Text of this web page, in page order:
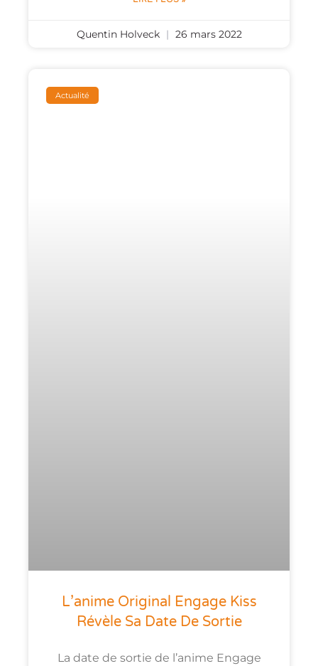
Quentin Holveck 26 mars 2022
Actualité
L’anime Original Engage Kiss
Révèle Sa Date De Sortie
La date de sortie de l’anime Engage